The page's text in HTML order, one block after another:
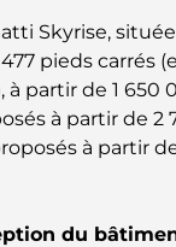
Skyrise,
pieds carrés
à partir de 1
à partir de
proposés à
du